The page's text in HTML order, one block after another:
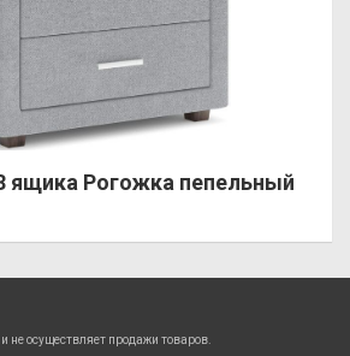
ящика Рогожка пепельный
не осуществляет продажи товаров.